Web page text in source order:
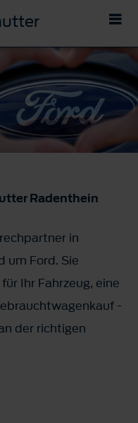
Radenthein
in
um Ford. Sie
Ihr Fahrzeug, eine
-
der richtigen